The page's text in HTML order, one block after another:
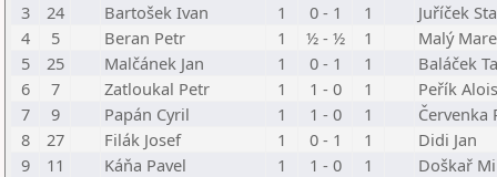
3
24 Bartošek Ivan 1 0 - 1 1
Juříček
4
5 Beran Petr 1 ½ - ½ 1
Malý
5
25 Malčánek Jan 1 0 - 1 1
Baláček
6
7 Zatloukal Petr 1 1 - 0 1
Peřík Alois
7
9 Papán Cyril 1 1 - 0 1
Červenka
8
27 Filák Josef 1 0 - 1 1
Didi Jan
9
11 Káňa Pavel 1 1 - 0 1
Doškař